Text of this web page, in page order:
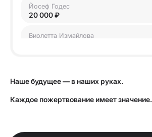
Йосеф Годес
20 000 ₽
Виолетта Измайлова
10 000 ₽
10 000 ₽
Наше будущее — в наших руках.
Каждое пожертвование имеет значение.